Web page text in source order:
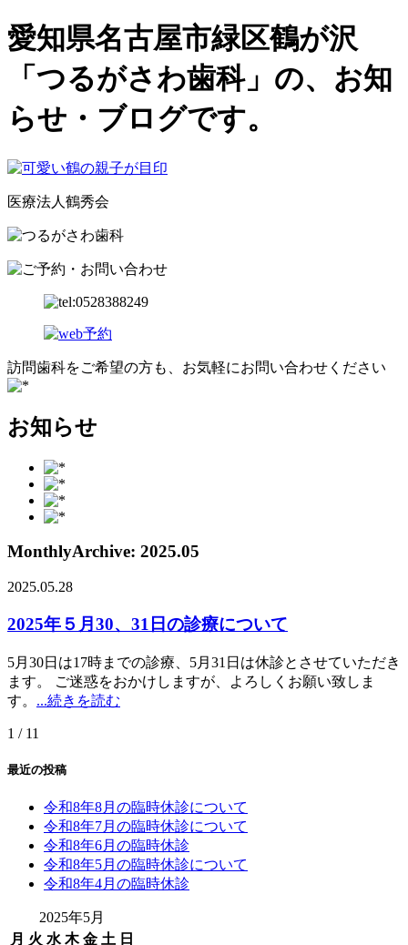
愛知県名古屋市緑区鶴が沢
「つるがさわ歯科」の、お知
らせ・ブログです。
医療法人鶴秀会
訪問歯科をご希望の方も、お気軽にお問い合わせください
お知らせ
MonthlyArchive: 2025.05
2025.05.28
2025年５月30、31日の診療について
5月30日は17時までの診療、5月31日は休診とさせていただき
ます。 ご迷惑をおかけしますが、よろしくお願い致しま
す。 ...続きを読む
1 / 11
最近の投稿
令和8年8月の臨時休診について
令和8年7月の臨時休診について
令和8年6月の臨時休診
令和8年5月の臨時休診について
令和8年4月の臨時休診
2025年5月
月 火 水 木 金 土 日